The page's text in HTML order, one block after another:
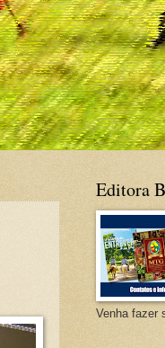
Editora
Venha fazer